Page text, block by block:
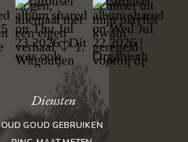
OUD GOUD GEBRUIKEN
Diensten